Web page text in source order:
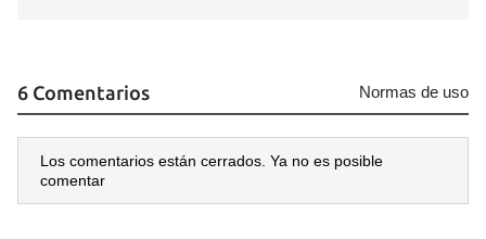
6 Comentarios Normas de uso
Los comentarios están cerrados. Ya no es posible
comentar